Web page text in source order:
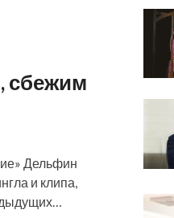
сбежим
Дельфин
и клипа,